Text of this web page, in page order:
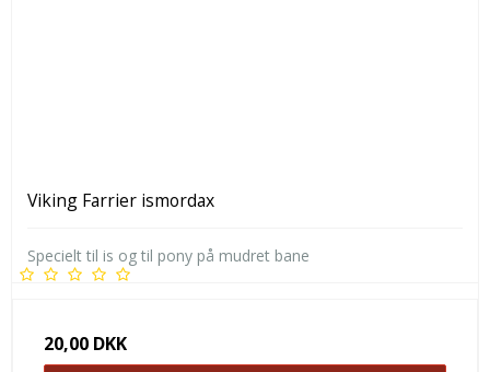
Viking Farrier ismordax
Specielt til is og til pony på mudret bane
20,00 DKK